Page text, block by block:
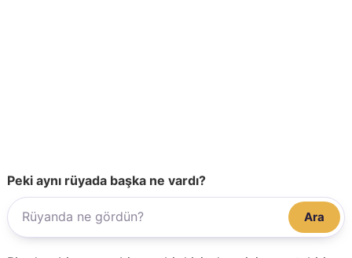
Peki aynı rüyada başka ne vardı?
Ara